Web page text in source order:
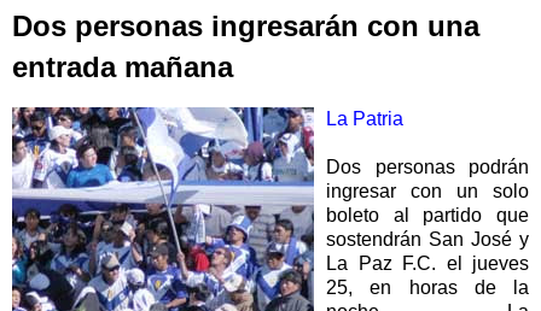
Dos personas ingresarán con una
entrada mañana
La Patria
Dos personas podrán
ingresar con un solo
boleto al partido que
sostendrán San José y
La Paz F.C. el jueves
25, en horas de la